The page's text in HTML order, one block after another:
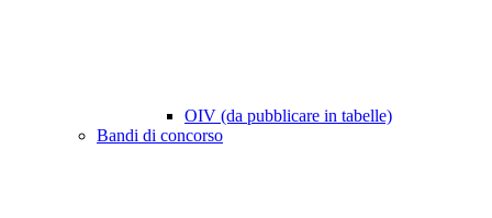
OIV (da pubblicare in tabelle)
Bandi di concorso